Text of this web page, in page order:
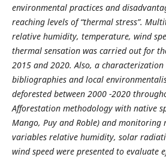
environmental practices and
reaching levels of “thermal stress”.
relative humidity, temperature, wind
thermal sensation was carried out for
2015 and 2020. Also, a
bibliographies and local
deforested between 2000 -2020
Afforestation methodology with native
Mango, Puy and Roble) and monitoring
variables relative humidity, solar
wind speed were presented to evaluate